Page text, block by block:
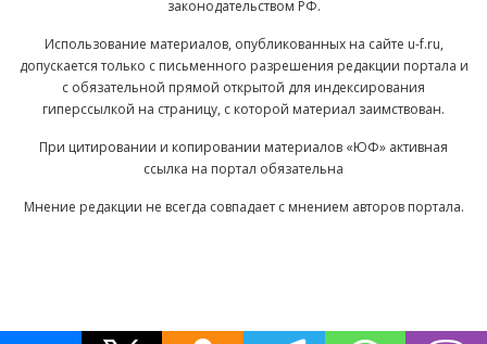
законодательством РФ.
Использование материалов, опубликованных на сайте u-f.ru,
допускается только с письменного разрешения редакции портала и
с обязательной прямой открытой для индексирования
гиперссылкой на страницу, с которой материал заимствован.
При цитировании и копировании материалов «ЮФ» активная
ссылка на портал обязательна
Мнение редакции не всегда совпадает с мнением авторов портала.